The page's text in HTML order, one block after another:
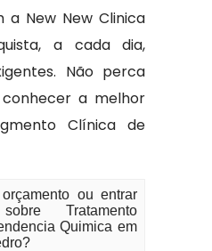
a New New Clinica
a cada dia,
Não perca
a melhor
Clínica de
ou entrar
Tratamento
Quimica em